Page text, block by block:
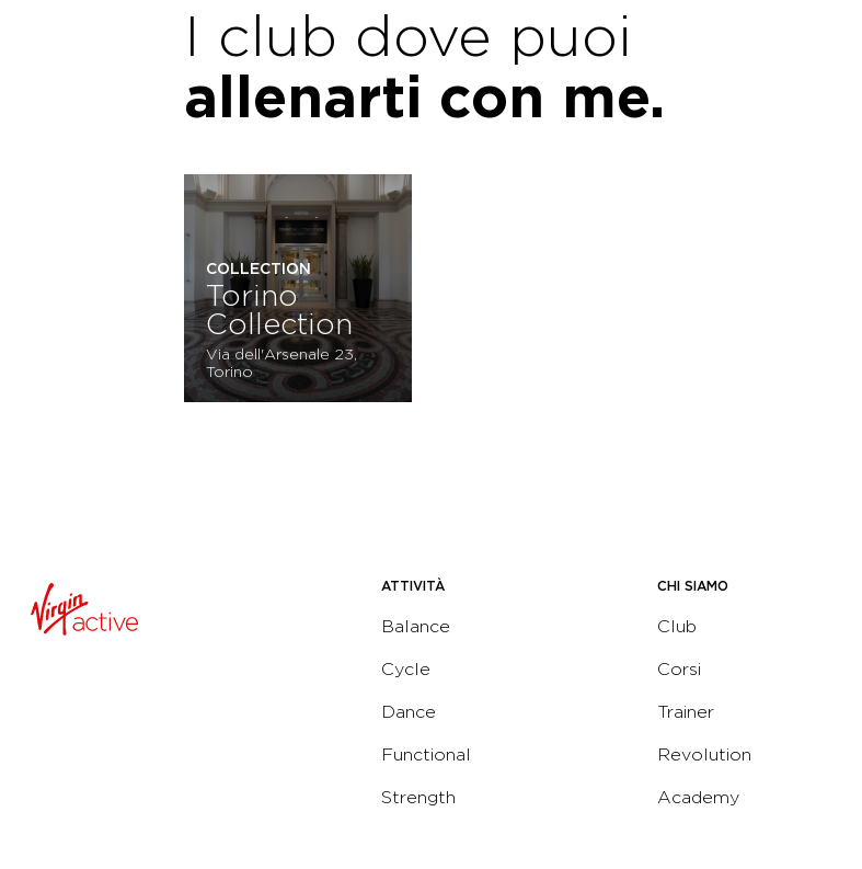
I club dove puoi
allenarti con me.
COLLECTION
Torino
Collection
Via dell'Arsenale 23,
Torino
ATTIVITÀ
Balance
Cycle
Dance
Functional
Strength
CHI SIAMO
Club
Corsi
Trainer
Revolution
Academy